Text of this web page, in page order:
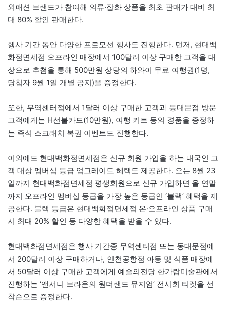
외패션 브랜드가 참여해 의류·잡화 상품을 최초 판매가 대비 최
대 80% 할인 판매한다.
행사 기간 동안 다양한 프로모션 행사도 진행한다. 먼저, 현대백
화점면세점 오프라인 매장에서 100달러 이상 구매한 고객을 대
상으로 추첨을 통해 500만원 상당의 하와이 무료 여행권(1명,
당첨자 9월 1일 개별 공지)을 증정한다.
또한, 무역센터점에서 1달러 이상 구매한 고객과 동대문점 방문
고객에게는 H선불카드(10만원), 여행 키트 등의 경품을 증정하
는 즉석 스크래치 복권 이벤트도 진행한다.
이외에도 현대백화점면세점은 신규 회원 가입을 하는 내국인 고
객 대상 멤버십 등급 업그레이드 혜택도 제공한다. 오는 8월 23
일까지 현대백화점면세점 평생회원으로 신규 가입하면 올 연말
까지 오프라인 멤버십 등급을 가장 높은 등급인 ‘블랙’ 혜택을 제
공한다. 블랙 등급은 현대백화점면세점 온·오프라인 상품 구매
시 최대 20% 할인 등 다양한 혜택을 받을 수 있다.
현대백화점면세점은 행사 기간중 무역센터점 또는 동대문점에
서 200달러 이상 구매하거나, 인천공항점 아동 및 식품 매장에
서 50달러 이상 구매한 고객에게 예술의전당 한가람미술관에서
진행하는 ‘앤서니 브라운의 원더랜드 뮤지엄’ 전시회 티켓을 선
착순으로 증정한다.